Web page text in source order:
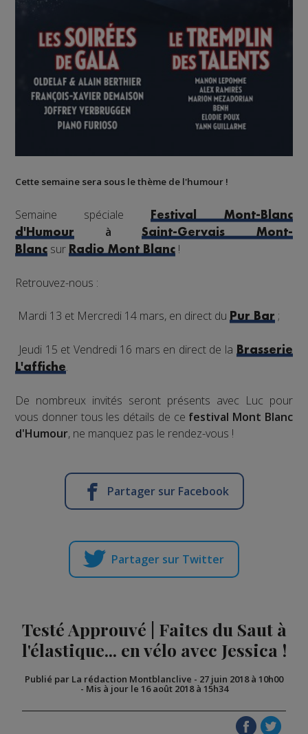
Cette semaine sera sous le thème de l'humour !
Semaine spéciale
Festival Mont-Blanc
d'Humour
àSaint-Gervais Mont-
Blanc sur Radio Mont Blanc !
Retrouvez-nous :
Mardi 13 et Mercredi 14 mars, en direct du Pur Bar ;
Jeudi 15 et Vendredi 16 mars en direct de la
Brasserie
L'affiche.
De nombreux invités seront présents avec Luc pour
vous donner tous les détails de ce festival Mont Blanc
d'Humour, ne manquez pas le rendez-vous !
Partager sur Facebook
Partager sur Twitter
Testé Approuvé | Faites du Saut à
l'élastique... en vélo avec Jessica !
Publié par La rédaction Montblanclive - 27 juin 2018 à 10h00
- Mis à jour le 16 août 2018 à 15h34